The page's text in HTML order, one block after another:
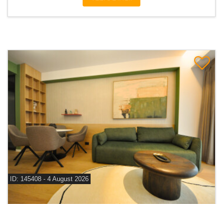
ID: 145408 - 4 August 2026
De inchiriat garsoniera